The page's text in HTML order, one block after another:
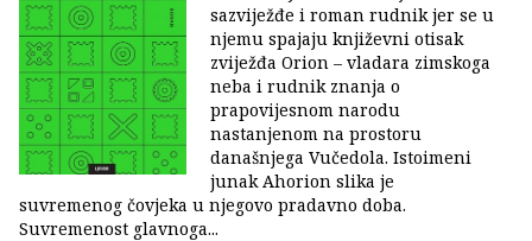
sazviježđe i roman rudnik jer se u
njemu spajaju književni otisak
zviježđa Orion – vladara zimskoga
neba i rudnik znanja o
prapovijesnom narodu
nastanjenom na prostoru
današnjega Vučedola. Istoimeni
junak Ahorion slika je
suvremenog čovjeka u njegovo pradavno doba.
Suvremenost glavnoga...